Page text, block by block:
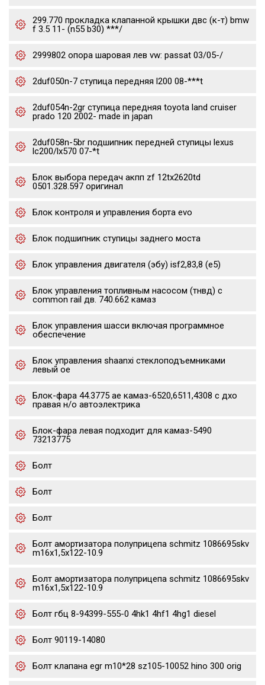
299.770 прокладка клапанной крышки двс (к-т) bmw
f 3.5 11- (n55 b30) ***/
2999802 опора шаровая лев vw: passat 03/05-/
2duf050n-7 ступица передняя l200 08-***t
2duf054n-2gr ступица передняя toyota land cruiser
prado 120 2002- made in japan
2duf058n-5br подшипник передней ступицы lexus
lc200/lx570 07-*t
Блок выбора передач акпп zf 12tx2620td
0501.328.597 оригинал
Блок контроля и управления борта evo
Блок подшипник ступицы заднего моста
Блок управления двигателя (эбу) isf2,83,8 (е5)
Блок управления топливным насосом (тнвд) с
common rail дв. 740.662 камаз
Блок управления шасси включая программное
обеспечение
Блок управления shaanxi стеклоподъемниками
левый oe
Блок-фара 44.3775 ae камаз-6520,6511,4308 с дхо
правая н/о автоэлектрика
Блок-фара левая подходит для камаз-5490
73213775
Болт
Болт
Болт
Болт амортизатора полуприцепа schmitz 1086695skv
m16x1,5х122-10.9
Болт амортизатора полуприцепа schmitz 1086695skv
m16x1,5х122-10.9
Болт гбц 8-94399-555-0 4hk1 4hf1 4hg1 diesel
Болт 90119-14080
Болт клапана egr m10*28 sz105-10052 hino 300 orig